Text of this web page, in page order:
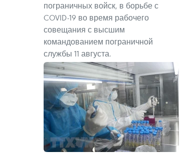
пограничных войск, в борьбе с
COVID-19 во время рабочего
совещания с высшим
командованием пограничной
службы 11 августа.